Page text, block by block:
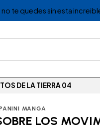
no te quedes sin esta
DE LA TIERRA 04
MANGA
LOS